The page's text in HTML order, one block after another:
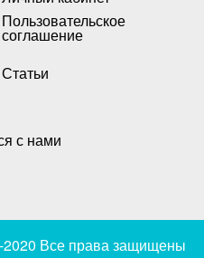
Пользовательское
соглашение
Статьи
с нами
2020 Все права защищены